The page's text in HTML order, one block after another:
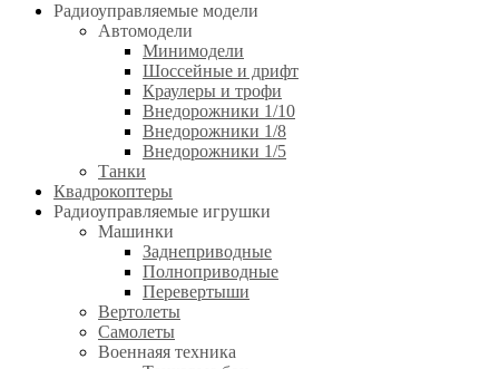
Радиоуправляемые модели
Автомодели
Минимодели
Шоссейные и дрифт
Краулеры и трофи
Внедорожники 1/10
Внедорожники 1/8
Внедорожники 1/5
Танки
Квадрокоптеры
Радиоуправляемые игрушки
Машинки
Заднеприводные
Полноприводные
Перевертыши
Вертолеты
Самолеты
Военнаяя техника